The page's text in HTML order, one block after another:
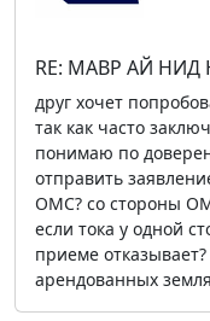
RE: МАВР АЙ НИД
друг хочет
так как часто
понимаю по
отправить
ОМС? со стороны
если тока у одной
приеме
арендованных